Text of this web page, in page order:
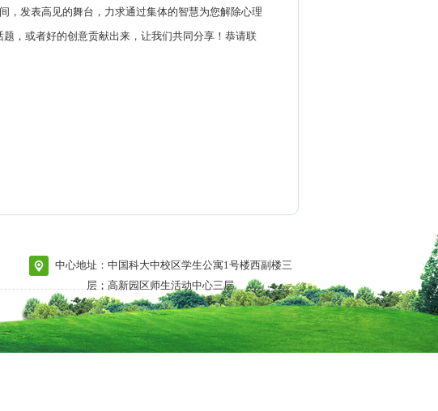
，发表高见的舞台，力求通过集体的智慧为您解除心理
，或者好的创意贡献出来，让我们共同分享！恭请联
中心地址：中国科大中校区学生公寓1号楼西副楼三
层；高新园区师生活动中心三层